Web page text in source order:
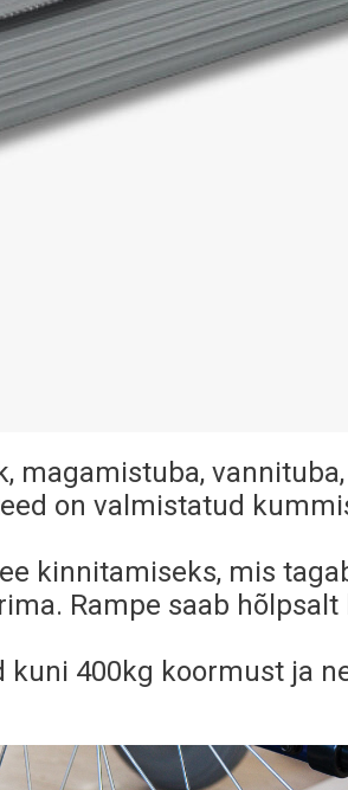
magamistuba,
on valmistatud
kinnitamiseks, mis
Rampe saab hõlpsalt
400kg koormust ja